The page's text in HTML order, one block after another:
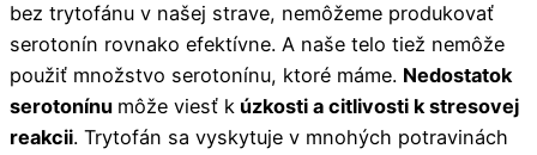
bez trytofánu v našej strave, nemôžeme produkovať
serotonín rovnako efektívne. A naše telo tiež nemôže
použiť množstvo serotonínu, ktoré máme. Nedostatok
serotonínu môže viesť k úzkosti a citlivosti k stresovej
reakcii. Trytofán sa vyskytuje v mnohých potravinách